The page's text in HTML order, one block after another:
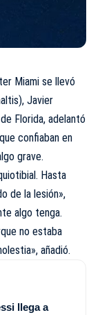
Miami se llevó
Javier
Florida, adelantó
confiaban en
grave.
Hasta
de la lesión»,
algo tenga.
no estaba
añadió.
llega a